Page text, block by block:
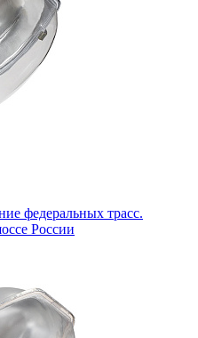
федеральных трасс.
России